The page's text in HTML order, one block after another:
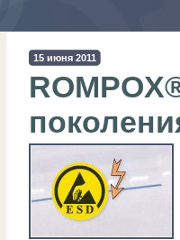
15 июня 2011